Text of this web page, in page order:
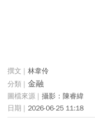
林韋伶
金融
攝影：陳睿緯
2026-06-25 11:18